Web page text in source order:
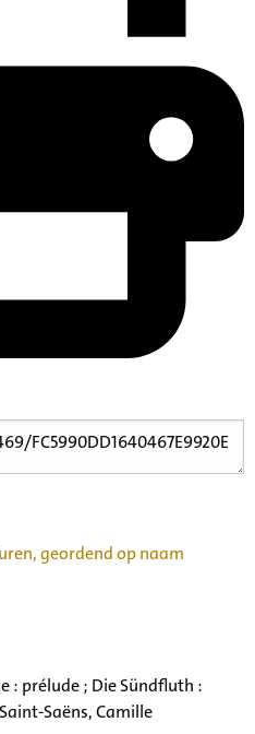
geordend op naam
: prélude ; Die Sündfluth :
Saëns, Camille